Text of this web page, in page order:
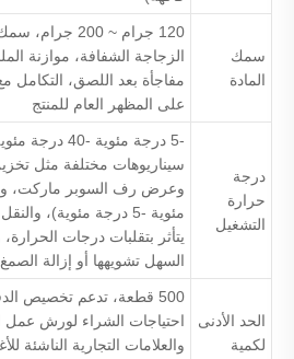
سمك
المادة
120 جرام ~
الزجاجة الشفافة، موازنة
مفاجأة بعد اللصق، التكامل
على المظهر العام للمنتج
درجة
حرارة
التشغيل
-5 درجة مئوية -
سيناريوهات مختلفة مثل
مئوية -5 درجة مئوية)،
يتأثر بتقلبات درجات
السهل تشويهها أو إزالة الصمغ
الحد الأدنى
لكمية
500 قطعة، تدعم تخصيص
احتياجات الشراء لورش عمل
والعلامات التجارية الناشئة